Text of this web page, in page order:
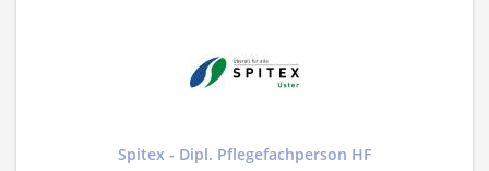
Spitex - Dipl. Pflegefachperson HF